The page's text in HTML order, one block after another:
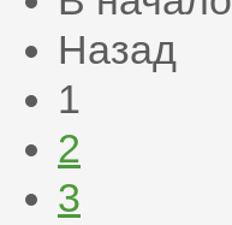
Назад
1
2
3